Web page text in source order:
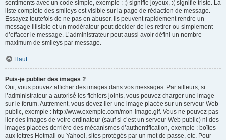
sentiments avec un code simple, exemple : :) signifie joyeux, :( signifie triste. La
liste complète des smileys est visible sur la page de rédaction de message.
Essayez toutefois de ne pas en abuser. Ils peuvent rapidement rendre un
message illisible et un modérateur peut décider de les retirer ou simplement
d’effacer le message. L’administrateur peut aussi avoir défini un nombre
maximum de smileys par message.
Haut
Puis-je publier des images ?
Oui, vous pouvez afficher des images dans vos messages. Par ailleurs, si
l’administrateur a autorisé les fichiers joints, vous pouvez charger une image
sur le forum. Autrement, vous devez lier une image placée sur un serveur Web
public, exemple : http://www.exemple.com/mon-image.gif. Vous ne pouvez pas
lier des images de votre ordinateur (sauf si c’est un serveur Web public) ni des
images placées derrière des mécanismes d’authentification, exemple : boîtes
aux lettres Hotmail ou Yahoo!, sites protégés par un mot de passe, etc. Pour